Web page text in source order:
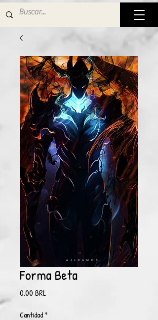
Forma Beta
0,00 BRLPrecio
Cantidad *